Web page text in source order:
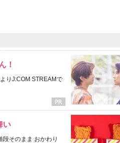
！
りJ:COM STREAMで
い
そのまま おかわり